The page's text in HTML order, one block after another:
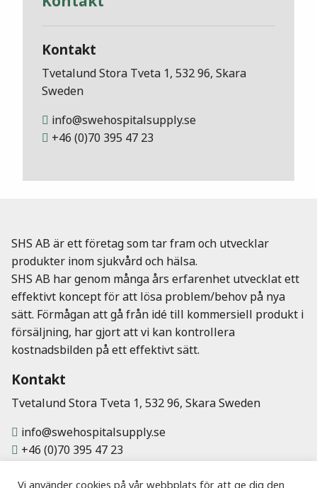
Kontakt
Tvetalund Stora Tveta 1, 532 96, Skara
Sweden
info@swehospitalsupply.se
+46 (0)70 395 47 23
SHS AB är ett företag som tar fram och utvecklar
produkter inom sjukvård och hälsa.
SHS AB har genom många års erfarenhet utvecklat ett
effektivt koncept för att lösa problem/behov på nya
sätt. Förmågan att gå från idé till kommersiell produkt i
försäljning, har gjort att vi kan kontrollera
kostnadsbilden på ett effektivt sätt.
Kontakt
Tvetalund Stora Tveta 1, 532 96, Skara Sweden
info@swehospitalsupply.se
+46 (0)70 395 47 23